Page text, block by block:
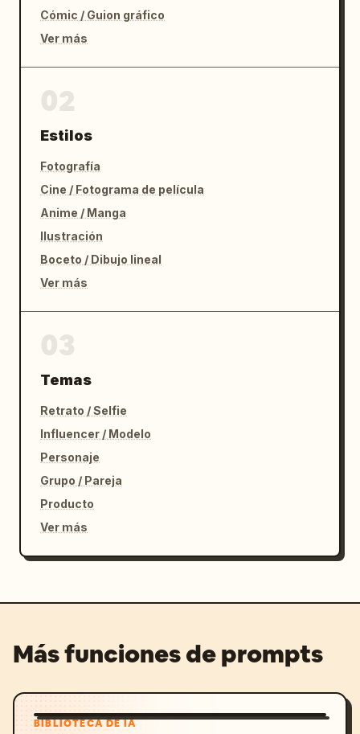
Cómic / Guion gráfico
Ver más
Estilos
Fotografía
Cine / Fotograma de película
Anime / Manga
Ilustración
Boceto / Dibujo lineal
Ver más
Temas
Retrato / Selfie
Influencer / Modelo
Personaje
Grupo / Pareja
Producto
Ver más
Más funciones de prompts
BIBLIOTECA DE IA